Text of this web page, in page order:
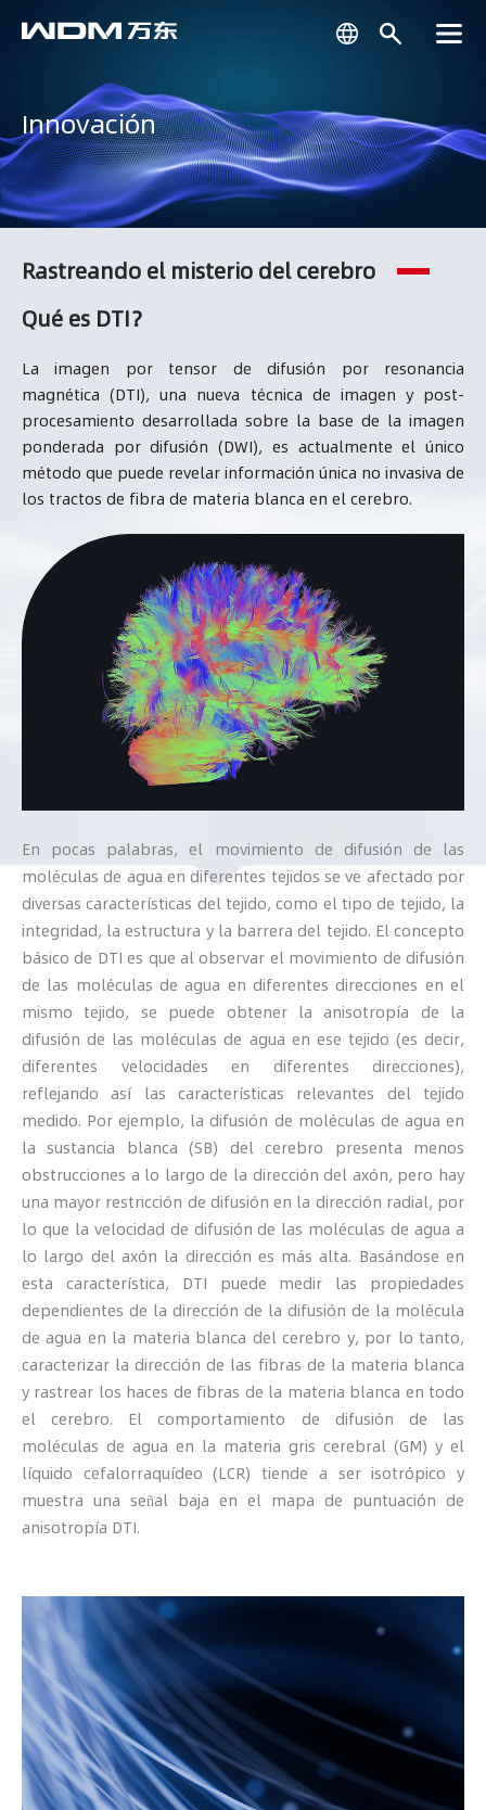
Innovación
Rastreando el misterio del cerebro
Qué es DTI？
La imagen por tensor de difusión por resonancia
magnética (DTI), una nueva técnica de imagen y post-
procesamiento desarrollada sobre la base de la imagen
ponderada por difusión (DWI), es actualmente el único
método que puede revelar información única no invasiva de
los tractos de fibra de materia blanca en el cerebro.
En pocas palabras, el movimiento de difusión de las
moléculas de agua en diferentes tejidos se ve afectado por
diversas características del tejido, como el tipo de tejido, la
integridad, la estructura y la barrera del tejido. El concepto
básico de DTI es que al observar el movimiento de difusión
de las moléculas de agua en diferentes direcciones en el
mismo tejido, se puede obtener la anisotropía de la
difusión de las moléculas de agua en ese tejido (es decir,
diferentes velocidades en diferentes direcciones),
reflejando así las características relevantes del tejido
medido. Por ejemplo, la difusión de moléculas de agua en
la sustancia blanca (SB) del cerebro presenta menos
obstrucciones a lo largo de la dirección del axón, pero hay
una mayor restricción de difusión en la dirección radial, por
lo que la velocidad de difusión de las moléculas de agua a
lo largo del axón la dirección es más alta. Basándose en
esta característica, DTI puede medir las propiedades
dependientes de la dirección de la difusión de la molécula
de agua en la materia blanca del cerebro y, por lo tanto,
caracterizar la dirección de las fibras de la materia blanca
y rastrear los haces de fibras de la materia blanca en todo
el cerebro. El comportamiento de difusión de las
moléculas de agua en la materia gris cerebral (GM) y el
líquido cefalorraquídeo (LCR) tiende a ser isotrópico y
muestra una señal baja en el mapa de puntuación de
anisotropía DTI.